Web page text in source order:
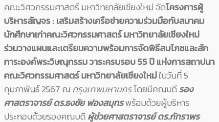
คณะวิศวกรรมศาสตร์ มหาวิทยาลัยเชียงใหม่ จัดโครงการผู้
บริหารสัญจร : เสริมสร้างเครือข่ายความร่วมมือกับสมาคม
นักศึกษาเก่าคณะวิศวกรรมศาสตร์ มหาวิทยาลัยเชียงใหม่
ร่วมวางแผนและเตรียมความพร้อมการจัดพิธีสมโภชและสัก
การะองค์พระวิษณุกรรม วาระครบรอบ 55 ปี แห่งการสถาปนา
คณะวิศวกรรมศาสตร์ มหาวิทยาลัยเชียงใหม่ในวันที่ 5
กุมภาพันธ์ 2567 ณ กรุงเทพมหานครโดยมีคณบดี รอง
ศาสตราจารย์ ดร.ธงชัย ฟองสมุทรพร้อมด้วยผู้บริหาร
ประกอบด้วยรองคณบดี ผู้ช่วยศาสตราจารย์ ดร.ภัทราพร